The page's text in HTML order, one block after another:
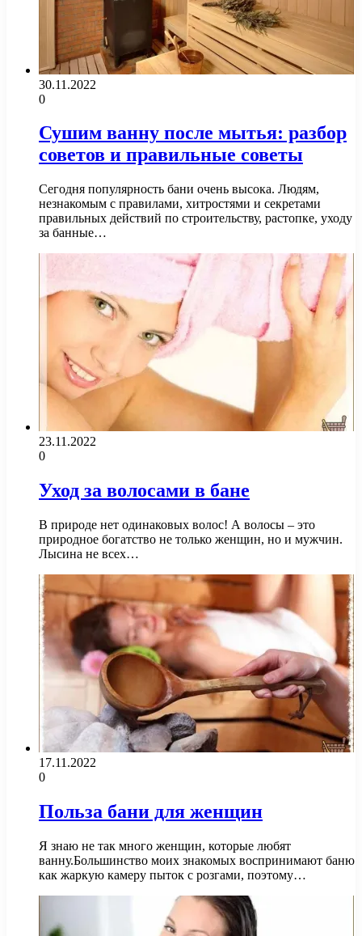
30.11.2022
0
Сушим ванну после мытья: разбор
советов и правильные советы
Сегодня популярность бани очень высока. Людям,
незнакомым с правилами, хитростями и секретами
правильных действий по строительству, растопке, уходу
за банные…
23.11.2022
0
Уход за волосами в бане
В природе нет одинаковых волос! А волосы – это
природное богатство не только женщин, но и мужчин.
Лысина не всех…
17.11.2022
0
Польза бани для женщин
Я знаю не так много женщин, которые любят
ванну.Большинство моих знакомых воспринимают баню
как жаркую камеру пыток с розгами, поэтому…